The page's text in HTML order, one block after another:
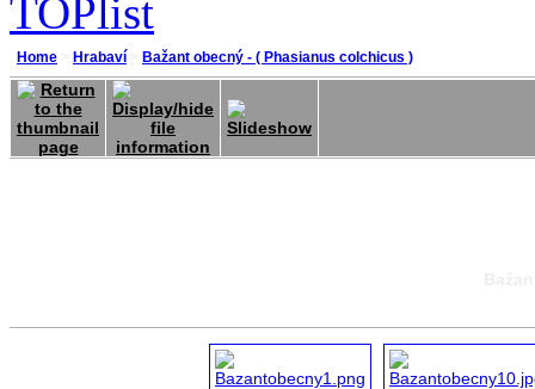
Home Hrabaví Bažant obecný - ( Phasianus colchicus )